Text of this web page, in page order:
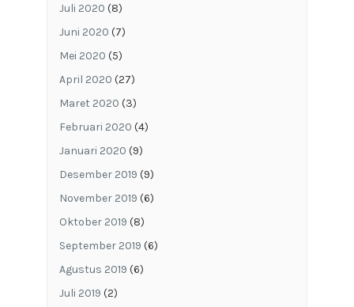
Juli 2020 (8)
Juni 2020 (7)
Mei 2020 (5)
April 2020 (27)
Maret 2020 (3)
Februari 2020 (4)
Januari 2020 (9)
Desember 2019 (9)
November 2019 (6)
Oktober 2019 (8)
September 2019 (6)
Agustus 2019 (6)
Juli 2019 (2)